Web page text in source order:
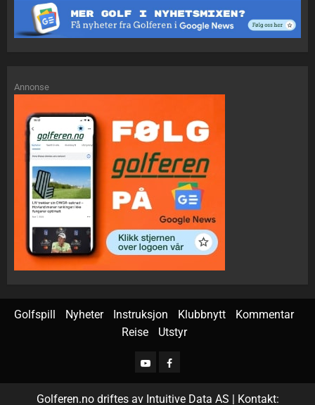
Annonse
Golfspill Nyheter Instruksjon Klubbnytt
Kommentar
Reise
Utstyr
Golferen.no driftes av Intuitive Data AS | Kontakt: